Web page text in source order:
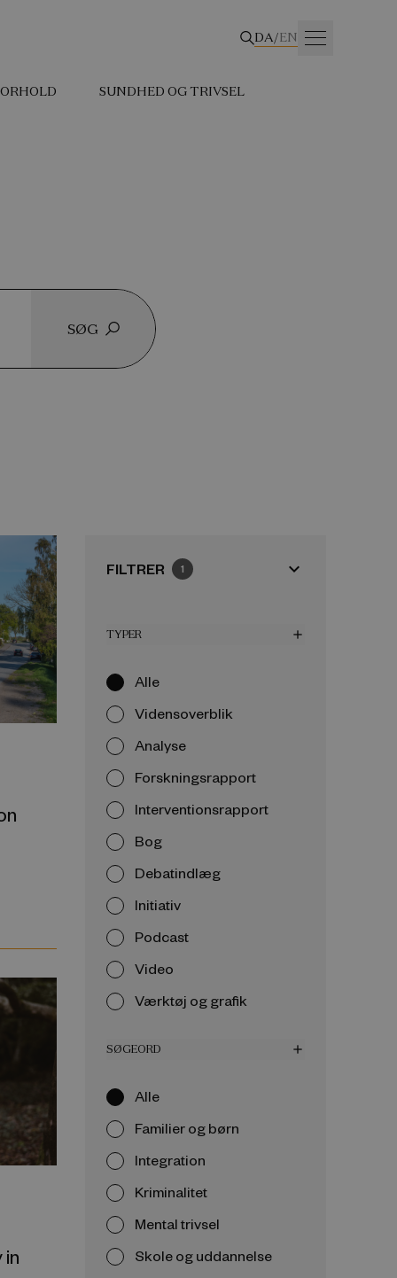
DA/EN
SUNDHED OG TRIVSEL
SØG
FILTRER 1 expand_more
TYPER add
Alle
Vidensoverblik
Analyse
Forskningsrapport
Interventionsrapport
Bog
Debatindlæg
Initiativ
Podcast
Video
Værktøj og grafik
SØGEORD add
Alle
Familier og børn
Integration
Kriminalitet
Mental trivsel
Skole og uddannelse